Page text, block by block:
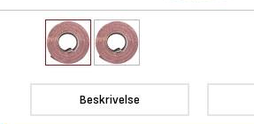
Beskrivelse